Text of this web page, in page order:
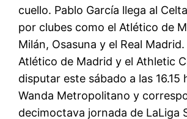
cuello. Pablo García llega al
por clubes como el Atlético de
Milán, Osasuna y el Real Madrid.
Atlético de Madrid y el Athletic
disputar este sábado a las 16.15
Wanda Metropolitano y
decimoctava jornada de LaLiga